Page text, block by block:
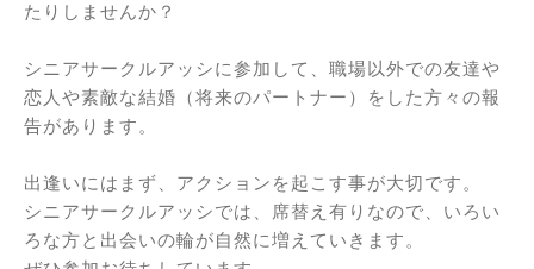
たりしませんか？
シニアサークルアッシに参加して、職場以外での友達や
恋人や素敵な結婚（将来のパートナー）をした方々の報
告があります。
出逢いにはまず、アクションを起こす事が大切です。
シニアサークルアッシでは、席替え有りなので、いろい
ろな方と出会いの輪が自然に増えていきます。